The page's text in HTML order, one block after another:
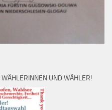
UND WÄHLER!